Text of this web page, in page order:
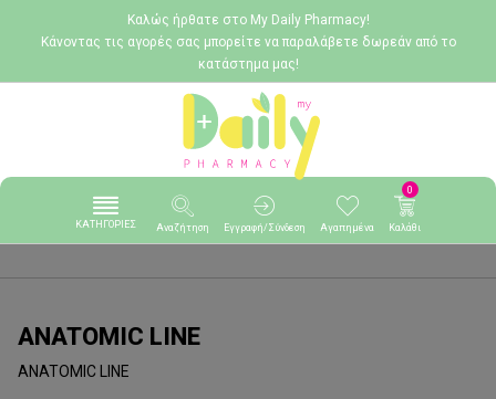
Καλώς ήρθατε στο My Daily Pharmacy!
Κάνοντας τις αγορές σας μπορείτε να παραλάβετε δωρεάν από το
κατάστημα μας!
ΚΑΤΗΓΟΡΙΕΣ Αναζήτηση Εγγραφή/Σύνδεση Αγαπημένα
0
Καλάθι
ANATOMIC LINE
ANATOMIC LINE